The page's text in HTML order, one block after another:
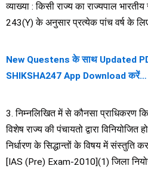
व्याख्या : किसी राज्य का राज्यपाल
243(Y) के अनुसार प्रत्येक पांच वर्ष के
New Questens के साथ Updated
SHIKSHA247 App Download करें…
3. निम्नलिखित में से कौनसा प्राधिकरण
विशेष राज्य की पंचायतो द्वारा
निर्धारण के सिद्धान्तों के विषय में संस्तुति
[IAS (Pre) Exam-2010](1) जिला